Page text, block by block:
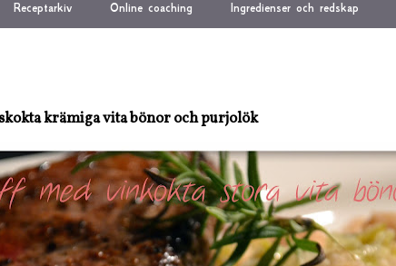
Receptarkiv Online coaching Ingredienser och redskap
krämiga vita bönor och purjolök